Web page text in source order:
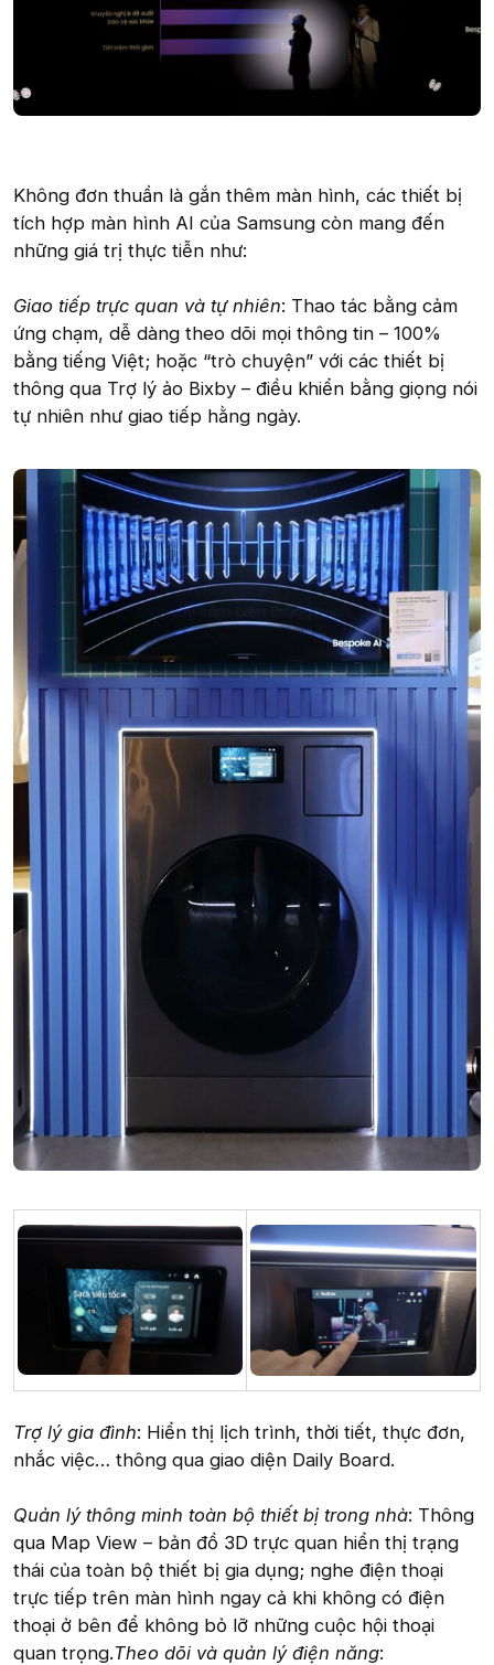
Không đơn thuần là gắn thêm màn hình, các thiết bị
tích hợp màn hình AI của Samsung còn mang đến
những giá trị thực tiễn như:
Giao tiếp trực quan và tự nhiên: Thao tác bằng cảm
ứng chạm, dễ dàng theo dõi mọi thông tin – 100%
bằng tiếng Việt; hoặc “trò chuyện” với các thiết bị
thông qua Trợ lý ảo Bixby – điều khiển bằng giọng nói
tự nhiên như giao tiếp hằng ngày.
Trợ lý gia đình: Hiển thị lịch trình, thời tiết, thực đơn,
nhắc việc… thông qua giao diện Daily Board.
Quản lý thông minh toàn bộ thiết bị trong nhà: Thông
qua Map View – bản đồ 3D trực quan hiển thị trạng
thái của toàn bộ thiết bị gia dụng; nghe điện thoại
trực tiếp trên màn hình ngay cả khi không có điện
thoại ở bên để không bỏ lỡ những cuộc hội thoại
quan trọng.Theo dõi và quản lý điện năng: